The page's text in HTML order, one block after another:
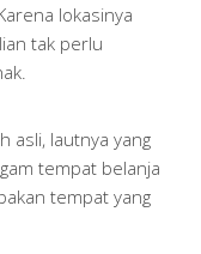
lokasinya
tak perlu
asli, lautnya yang
tempat belanja
tempat yang